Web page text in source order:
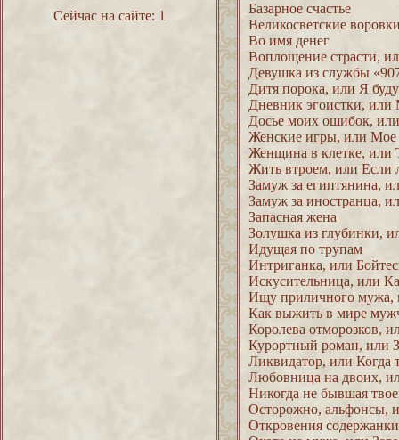
Сейчас на сайте: 1
Базарное счастье
Великосветские
Во имя денег
Воплощение страсти,
Девушка из службы
Дитя порока, или Я
Дневник эгоистки,
Досье моих ошибок,
Женские игры, или Мое
Женщина в клетке, или
Жить втроем, или
Замуж за египтянина,
Замуж за иностранца,
Запасная жена
Золушка из глубинки,
Идущая по трупам
Интриганка, или
Искусительница, или
Ищу приличного мужа,
Как выжить в мире
Королева отморозков,
Курортный роман, или
Ликвидатор, или Когда
Любовница на двоих,
Никогда не бывшая
Осторожно, альфонсы,
Откровения